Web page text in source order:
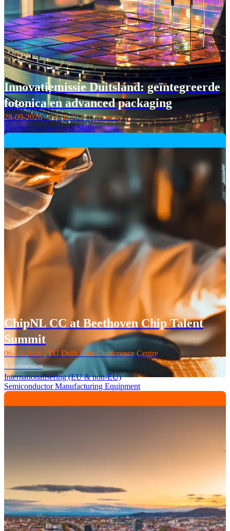
Innovatiemissie Duitsland: geïntegreerde
fotonica en advanced packaging
28-09-2026 - 02-10-2026 | Germany
Talentontwikkeling & Skills
ChipNL CC at Beethoven Chip Talent
Summit
06-10-2026 | TU Delft Aula Conference Centre
Kennissessies
Internationalisering (EU & non-EU)
Semiconductor Manufacturing Equipment